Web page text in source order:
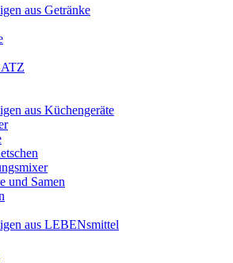
aus Getränke
aus Küchengeräte
und Samen
aus LEBENsmittel